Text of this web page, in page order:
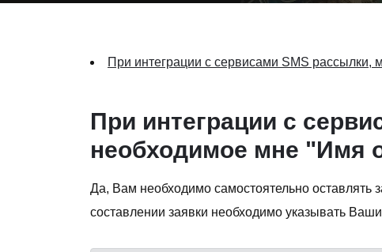
При интеграции с сервисами SMS
При интеграции с
необходимое мне "Имя
Да, Вам необходимо самостоятельно оставлять
составлении заявки необходимо указывать